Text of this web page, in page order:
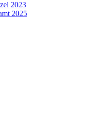
2023
2025